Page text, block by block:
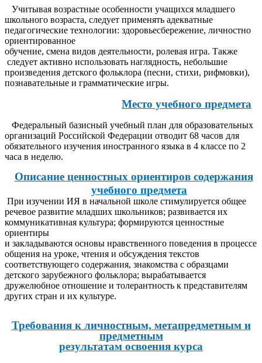
Учитывая возрастные особенности учащихся младшего
школьного возраста, следует применять адекватные
педагогические технологии: здоровьесбережение, личностно
ориентированное
обучение, смена видов деятельности, ролевая игра. Также
следует активно использовать наглядность, небольшие
произведения детского фольклора (песни, стихи, рифмовки),
познавательные и грамматические игры.
Место учебного предмета
Федеральный базисный учебный план для образовательных
организаций Российской Федерации отводит 68 часов для
обязательного изучения иностранного языка в 4 классе по 2
часа в неделю.
Описание ценностных ориентиров содержания
учебного предмета
При изучении ИЯ в начальной школе стимулируется общее
речевое развитие младших школьников; развивается их
коммуникативная культура; формируются ценностные
ориентиры
и закладываются основы нравственного поведения в процессе
общения на уроке, чтения и обсуждения текстов
соответствующего содержания, знакомства с образцами
детского зарубежного фольклора; вырабатывается
дружелюбное отношение и толерантность к представителям
других стран и их культуре.
Требования к личностным, метапредметным и
предметным
результатам освоения курса